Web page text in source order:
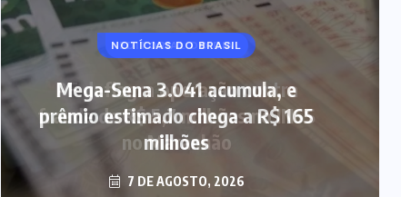
NOTÍCIAS DO BRASIL
Mega-Sena 3.041 acumula, e
prêmio estimado chega a R$ 165
milhões
7 DE AGOSTO, 2026